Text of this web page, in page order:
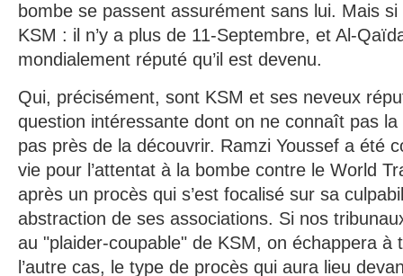
bombe se passent assurément sans lui. Mais
KSM : il n’y a plus de 11-Septembre, et Al-
mondialement réputé qu’il est devenu.
Qui, précisément, sont KSM et ses neveux
question intéressante dont on ne connaît pas la
pas près de la découvrir. Ramzi Youssef a été
vie pour l’attentat à la bombe contre le World
après un procès qui s’est focalisé sur sa
abstraction de ses associations. Si nos
au "plaider-coupable" de KSM, on échappera à
l’autre cas, le type de procès qui aura lieu